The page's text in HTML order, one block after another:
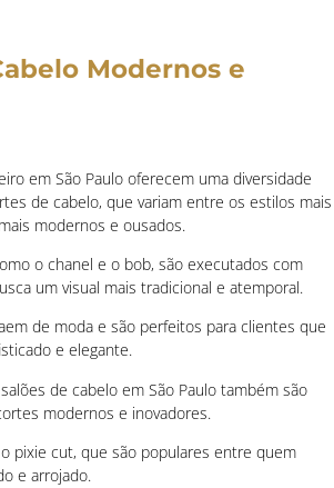
Modernos e
em São Paulo oferecem uma diversidade
de cabelo, que variam entre os estilos mais
modernos e ousados.
o chanel e o bob, são executados com
um visual mais tradicional e atemporal.
de moda e são perfeitos para clientes que
e elegante.
de cabelo em São Paulo também são
modernos e inovadores.
pixie cut, que são populares entre quem
e arrojado.